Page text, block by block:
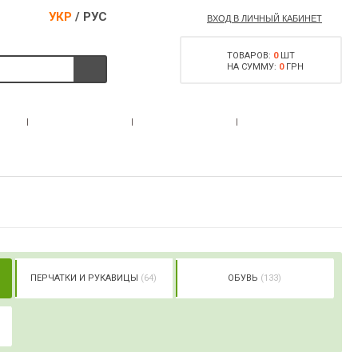
УКР / РУС ВХОД В ЛИЧНЫЙ КАБИНЕТ
ТОВАРОВ: 0ШТ
НА СУММУ: 0ГРН
ПЕРЧАТКИ И РУКАВИЦЫ (64) ОБУВЬ (133)